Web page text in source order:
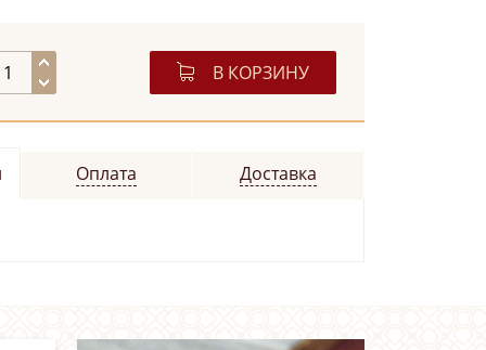
В КОРЗИНУ
Оплата Доставка